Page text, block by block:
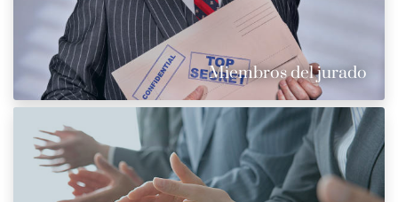
Miembros del jurado